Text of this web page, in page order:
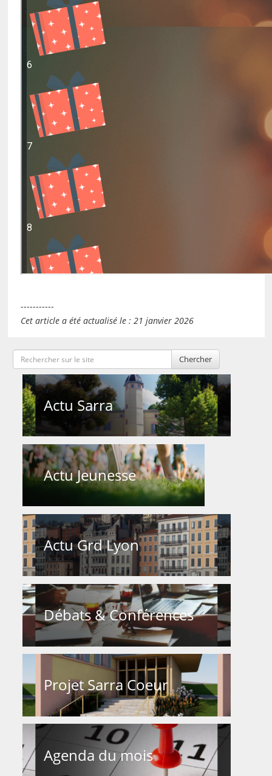
-----------
Cet article a été actualisé le : 21 janvier 2026
Chercher
Actu Sarra
Actu Jeunesse
Actu Grd Lyon
Débats & Conférences
Projet Sarra Coeur
Agenda du mois